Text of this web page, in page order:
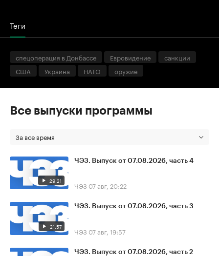
Теги
спецоперация в Донбассе Евровидение
санкции
США
Украина НАТО оружие
Все выпуски программы
За все время
29:21
ЧЭЗ. Выпуск от 07.08.2026, часть 4
ЧЭЗ 07 авг, 20:22
21:57
ЧЭЗ. Выпуск от 07.08.2026, часть 3
ЧЭЗ 07 авг, 19:57
ЧЭЗ. Выпуск от 07.08.2026, часть 2